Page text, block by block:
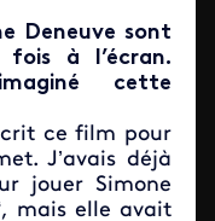
Deneuve sont
fois à l’écran.
cette
ce film pour
J’avais déjà
jouer Simone
mais elle avait